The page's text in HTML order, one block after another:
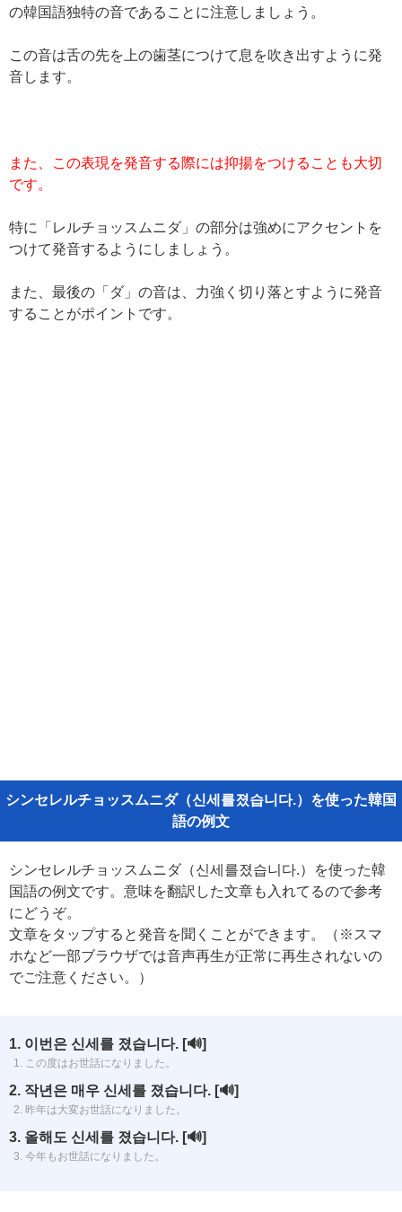
の韓国語独特の音であることに注意しましょう。
この音は舌の先を上の歯茎につけて息を吹き出すように発
音します。
また、この表現を発音する際には抑揚をつけることも大切
です。
特に「レルチョッスムニダ」の部分は強めにアクセントを
つけて発音するようにしましょう。
また、最後の「ダ」の音は、力強く切り落とすように発音
することがポイントです。
シンセレルチョッスムニダ（신세를졌습니다.）を使った韓国
語の例文
シンセレルチョッスムニダ（신세를졌습니다.）を使った韓
国語の例文です。意味を翻訳した文章も入れてるので参考
にどうぞ。
文章をタップすると発音を聞くことができます。（※スマ
ホなど一部ブラウザでは音声再生が正常に再生されないの
でご注意ください。）
1. 이번은 신세를 졌습니다. [🔊]
1. この度はお世話になりました。
2. 작년은 매우 신세를 졌습니다. [🔊]
2. 昨年は大変お世話になりました。
3. 올해도 신세를 졌습니다. [🔊]
3. 今年もお世話になりました。